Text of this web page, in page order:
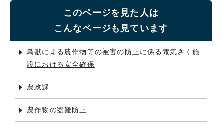
このページを見た人は
こんなページも見ています
鳥獣による農作物等の被害の防止に係る電気さく施
設における安全確保
農政課
農作物の盗難防止